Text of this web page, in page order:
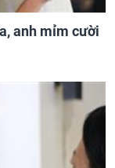
anh mỉm cười